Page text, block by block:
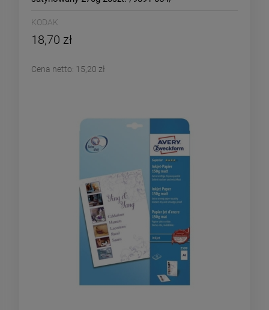
KODAK
18,70 zł
Cena netto: 15,20 zł